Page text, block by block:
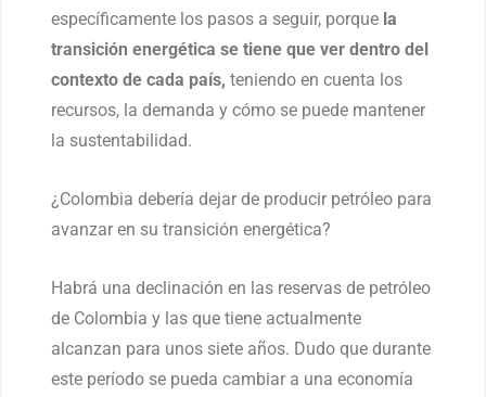
específicamente los pasos a seguir, porque la
transición energética se tiene que ver dentro del
contexto de cada país, teniendo en cuenta los
recursos, la demanda y cómo se puede mantener
la sustentabilidad.
¿Colombia debería dejar de producir petróleo para
avanzar en su transición energética?
Habrá una declinación en las reservas de petróleo
de Colombia y las que tiene actualmente
alcanzan para unos siete años. Dudo que durante
este período se pueda cambiar a una economía